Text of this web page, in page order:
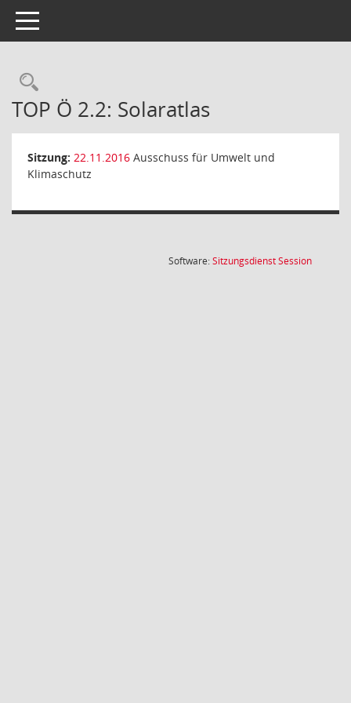
Toggle navigation
Rechercheauswahl
TOP Ö 2.2: Solaratlas
Sitzung: 22.11.2016 Ausschuss für Umwelt und
Klimaschutz
Software:SitzungsdienstSession(Wird in